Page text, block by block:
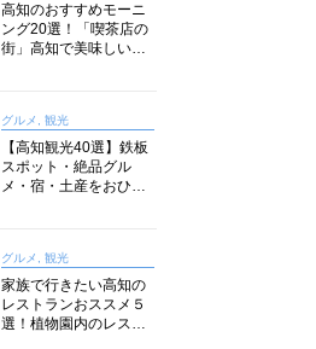
高知のおすすめモーニ
ング20選！「喫茶店の
街」高知で美味しい喫
グルメ, 観光
【高知観光40選】鉄板
スポット・絶品グル
メ・宿・土産をおひと
グルメ, 観光
家族で行きたい高知の
レストランおススメ５
選！植物園内のレスト